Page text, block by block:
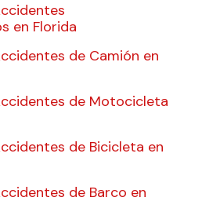
en Florida
de Camión en
de Motocicleta
de Bicicleta en
de Barco en